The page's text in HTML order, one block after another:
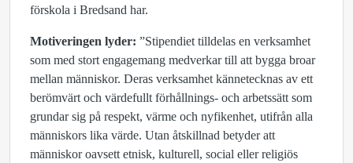
förskola i Bredsand har.
Motiveringen lyder: ”Stipendiet tilldelas en verksamhet
som med stort engagemang medverkar till att bygga broar
mellan människor. Deras verksamhet kännetecknas av ett
berömvärt och värdefullt förhållnings- och arbetssätt som
grundar sig på respekt, värme och nyfikenhet, utifrån alla
människors lika värde. Utan åtskillnad betyder att
människor oavsett etnisk, kulturell, social eller religiös